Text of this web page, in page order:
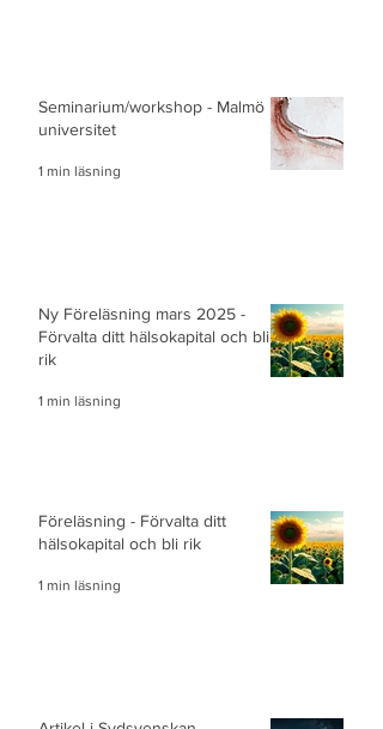
Seminarium/workshop - Malmö
universitet
1 min läsning
Ny Föreläsning mars 2025 -
Förvalta ditt hälsokapital och bli
rik
1 min läsning
Föreläsning - Förvalta ditt
hälsokapital och bli rik
1 min läsning